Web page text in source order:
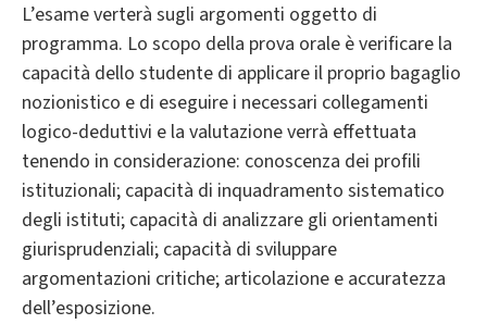
L’esame verterà sugli argomenti oggetto di
programma. Lo scopo della prova orale è verificare la
capacità dello studente di applicare il proprio bagaglio
nozionistico e di eseguire i necessari collegamenti
logico-deduttivi e la valutazione verrà effettuata
tenendo in considerazione: conoscenza dei profili
istituzionali; capacità di inquadramento sistematico
degli istituti; capacità di analizzare gli orientamenti
giurisprudenziali; capacità di sviluppare
argomentazioni critiche; articolazione e accuratezza
dell’esposizione.